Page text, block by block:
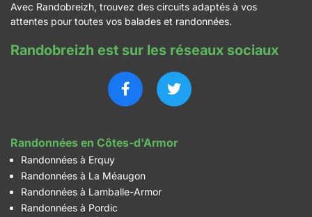
Avec Randobreizh, trouvez des circuits adaptés à vos
attentes pour toutes vos balades et randonnées.
Randobreizh est sur les réseaux sociaux
Randonnées en Côtes-d'Armor
Randonnées à Erquy
Randonnées à La Méaugon
Randonnées à Lamballe-Armor
Randonnées à Pordic